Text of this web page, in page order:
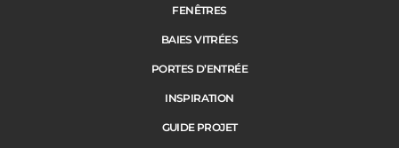
FENÊTRES
BAIES VITRÉES
PORTES D’ENTRÉE
INSPIRATION
GUIDE PROJET
Janneau Menuisier Créateur